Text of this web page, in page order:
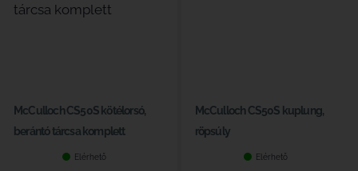
McCulloch CS50S kötélorsó,
berántó tárcsa komplett
Elérhető
McCulloch CS50S kuplung,
röpsúly
Elérhető